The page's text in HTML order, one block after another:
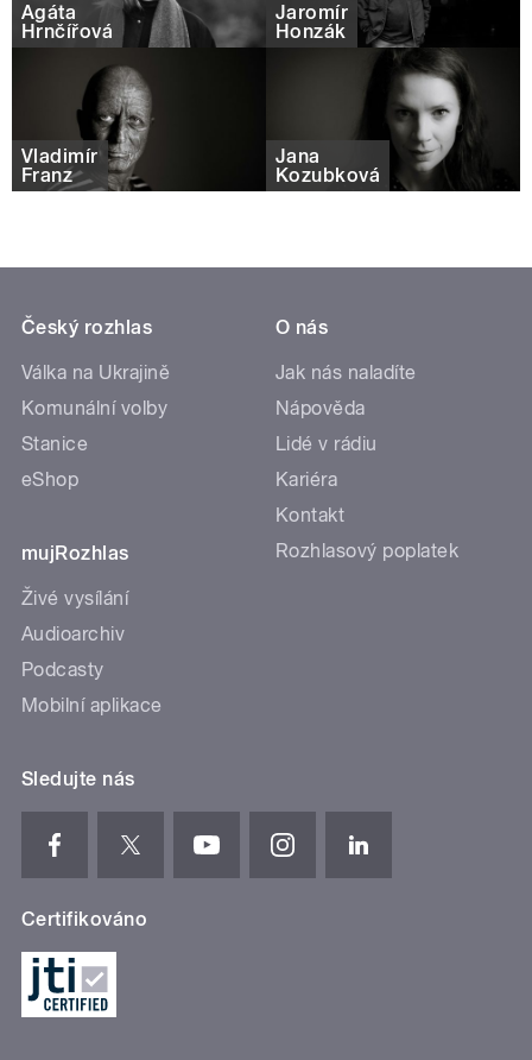
Agáta
Hrnčířová
Jaromír
Honzák
Vladimír
Franz
Jana
Kozubková
Český rozhlas
Válka na Ukrajině
Komunální volby
Stanice
eShop
mujRozhlas
Živé vysílání
Audioarchiv
Podcasty
Mobilní aplikace
O nás
Jak nás naladíte
Nápověda
Lidé v rádiu
Kariéra
Kontakt
Rozhlasový poplatek
Sledujte nás
Certifikováno